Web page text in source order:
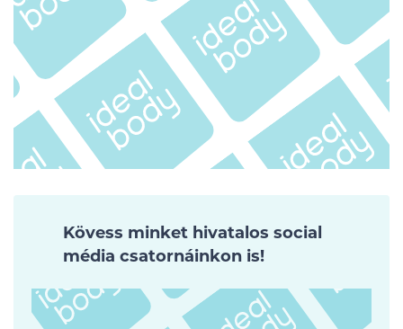
Kövess minket hivatalos social
média csatornáinkon is!